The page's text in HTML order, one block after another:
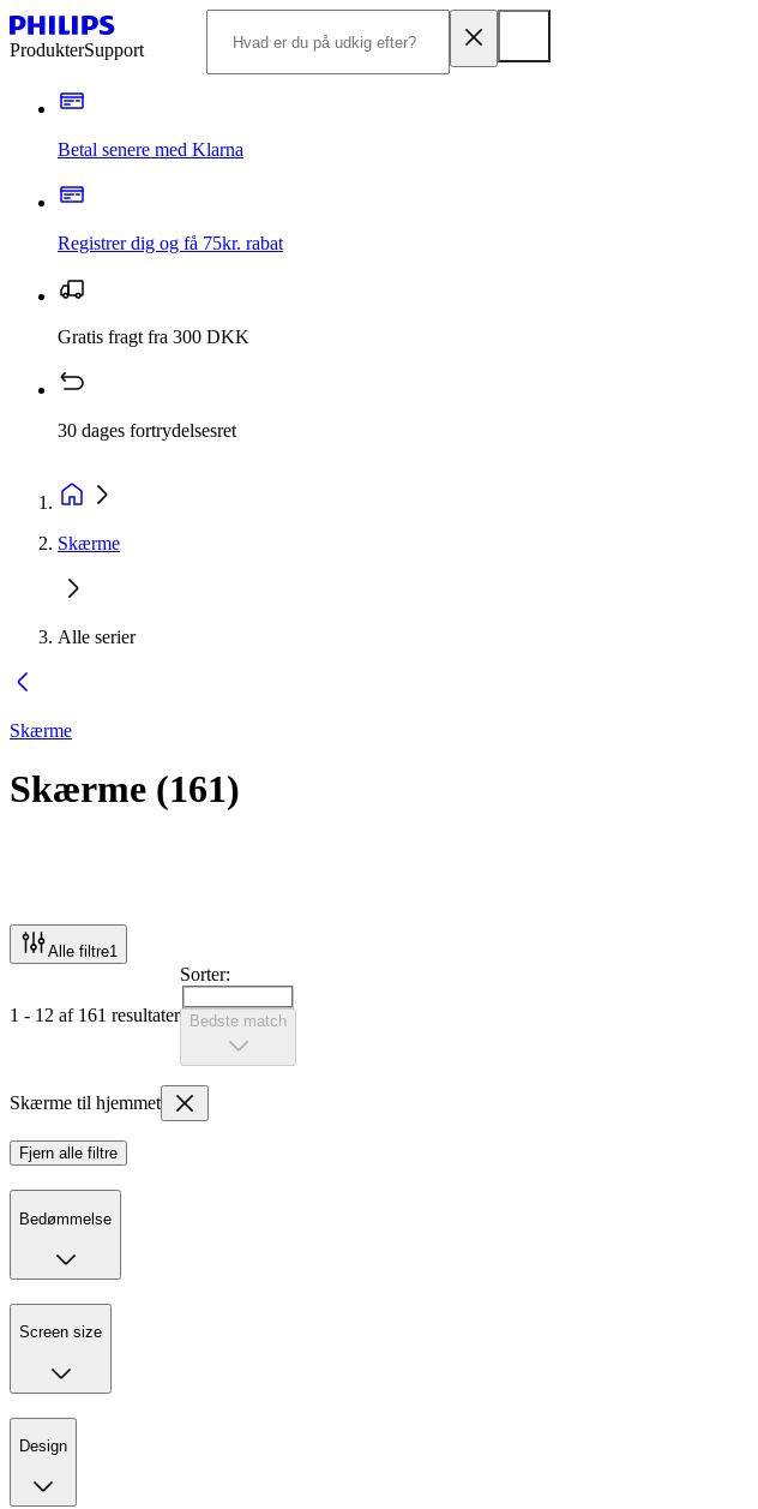
ProdukterSupport
Betal senere med Klarna
Registrer dig og få 75kr. rabat
Gratis fragt fra 300 DKK
30 dages fortrydelsesret
Skærme
Alle serier
Skærme
Skærme (161)
Alle filtre1
1 - 12 af 161 resultater
Sorter:
Bedste match
Skærme til hjemmet
Fjern alle filtre
Bedømmelse
Screen size
Design